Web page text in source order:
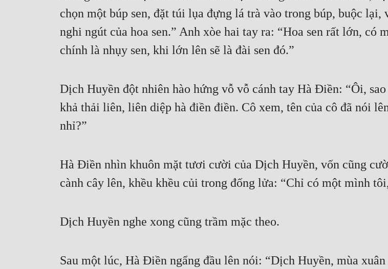
chọn một búp sen, đặt túi lụa đựng lá trà vào trong búp, buộc
nghi ngút của hoa sen.” Anh xòe hai tay ra: “Hoa sen rất lớn, có
chính là nhụy sen, khi lớn lên sẽ là đài sen đó.”
Dịch Huyền đột nhiên hào hứng vỗ vỗ cánh tay Hà Điền: “Ôi,
khả thải liên, liên diệp hà điền điền. Cô xem, tên của cô đã nói
nhỉ?”
Hà Điền nhìn khuôn mặt tươi cười của Dịch Huyền, vốn cũng
cành cây lên, khều khều củi trong đống lửa: “Chỉ có một mình
Dịch Huyền nghe xong cũng trầm mặc theo.
Sau một lúc, Hà Điền ngẩng đầu lên nói: “Dịch Huyền, mùa